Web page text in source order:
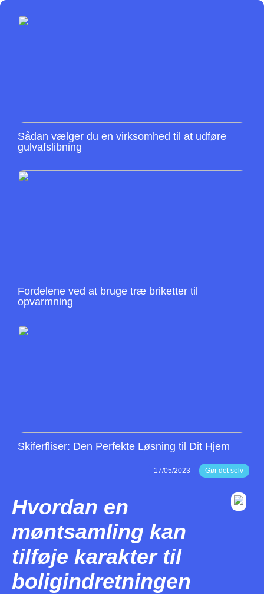
Sådan vælger du en virksomhed til at udføre
gulvafslibning
Fordelene ved at bruge træ briketter til
opvarmning
Skiferfliser: Den Perfekte Løsning til Dit Hjem
17/05/2023 Gør det selv
Hvordan en
møntsamling kan
tilføje karakter til
boligindretningen